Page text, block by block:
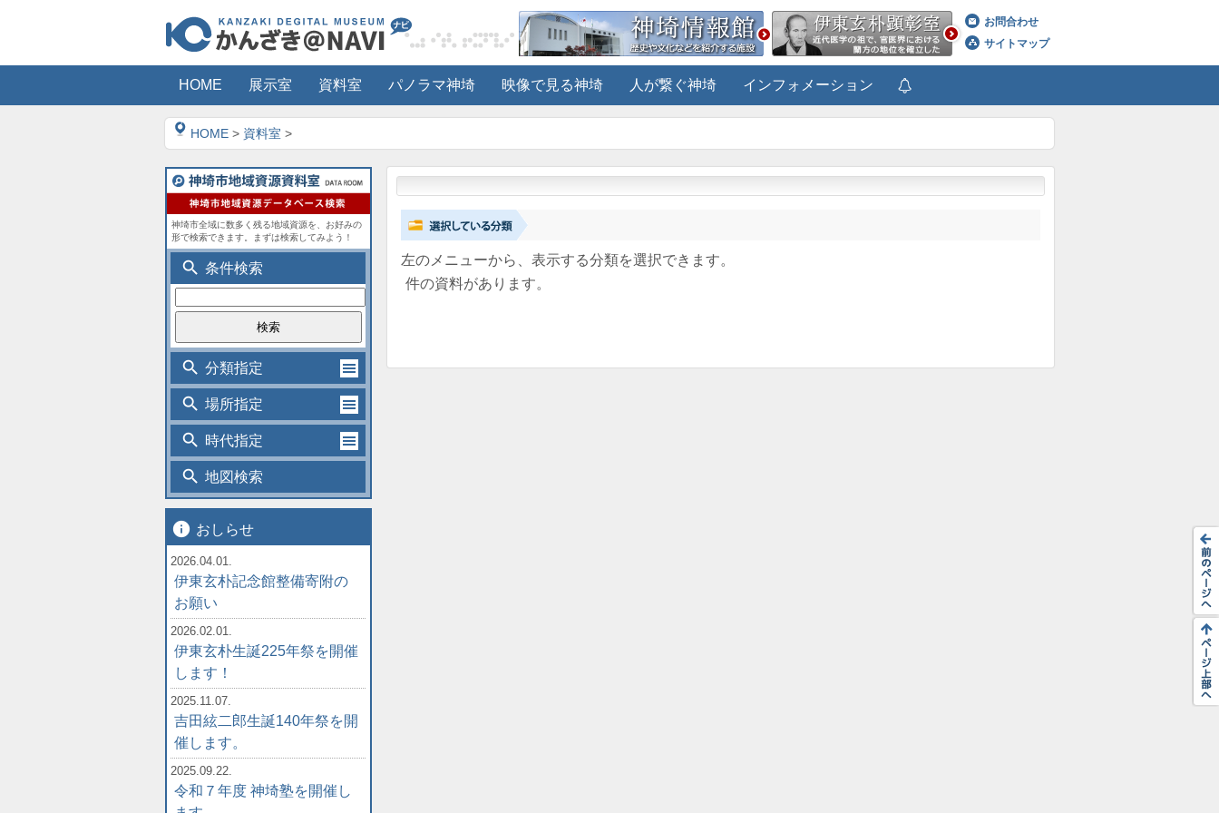
お問合わせ
サイトマップ
HOME 展示室 資料室 パノラマ神埼 映像で見る神埼 人が繋ぐ神埼 インフォメーション
HOME > 資料室 >
左のメニューから、表示する分類を選択できます。
件の資料があります。
神埼市全域に数多く残る地域資源を、お好みの
形で検索できます。まずは検索してみよう！
search 条件検索
search 分類指定
search 場所指定
search 時代指定
search 地図検索
info おしらせ
2026.04.01.
伊東玄朴記念館整備寄附の
お願い
2026.02.01.
伊東玄朴生誕225年祭を開催
します！
2025.11.07.
吉田絃二郎生誕140年祭を開
催します。
2025.09.22.
令和７年度 神埼塾を開催し